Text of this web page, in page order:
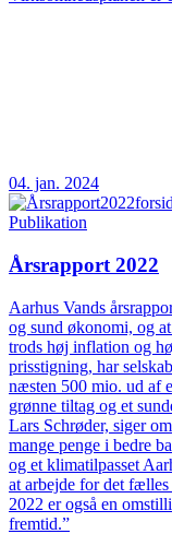
04. jan. 2024
Publikation
Årsrapport 2022
Aarhus Vands
og sund økonomi, og
trods høj inflation og
prisstigning, har
næsten 500 mio. ud af
grønne tiltag og et
Lars Schrøder, siger
mange penge i bedre
og et klimatilpasset
at arbejde for det
2022 er også en
fremtid.”